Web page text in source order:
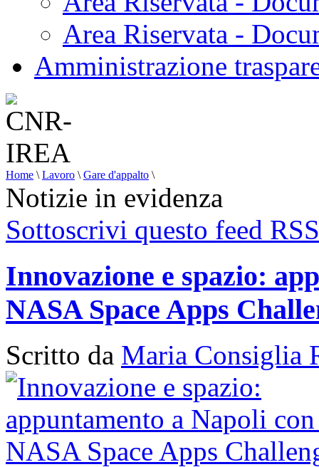
Area Riservata -
Amministrazione
Home \ Lavoro \ Gare d'appalto \
Notizie in evidenza
Sottoscrivi questo feed RSS
Innovazione e spazio:
NASA Space Apps
Scritto da Maria Consiglia